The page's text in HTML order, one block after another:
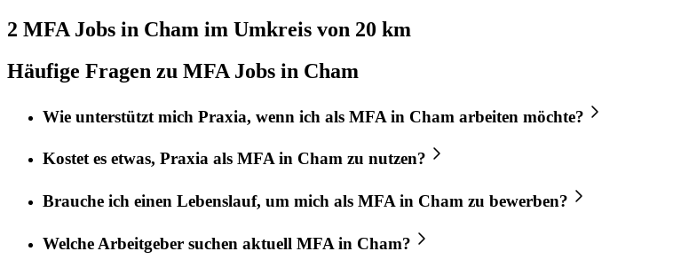
2 MFA Jobs in Cham im Umkreis von 20 km
Häufige Fragen zu MFA Jobs in Cham
Wie unterstützt mich Praxia, wenn ich als MFA in Cham arbeiten möchte?
Kostet es etwas, Praxia als MFAin Cham zu nutzen?
Brauche ich einen Lebenslauf, um mich als MFA in Cham zu bewerben?
Welche Arbeitgeber suchen aktuell MFA in Cham?